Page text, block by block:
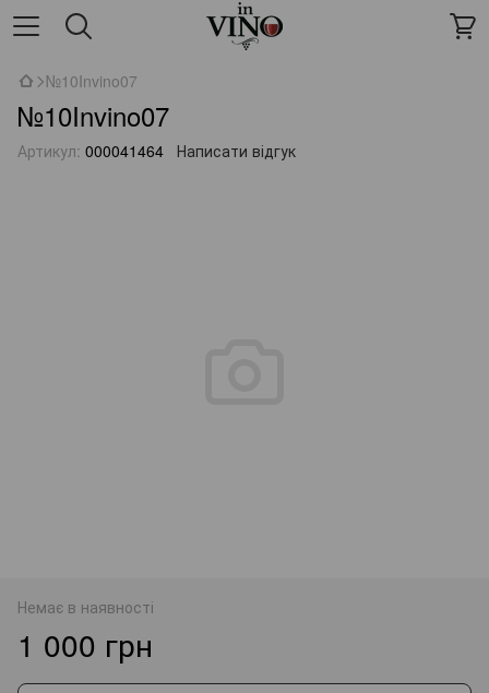
№10Invino07
№10Invino07
Артикул: 000041464 Написати відгук
Немає в наявності
1 000 грн